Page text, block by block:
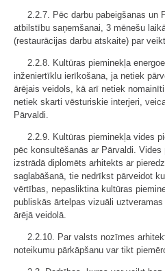
2.2.7. Pēc darbu pabeigšanas un
atbilstību saņemšanai, 3 mēnešu
(restaurācijas darbu atskaite) par
2.2.8. Kultūras pieminekļa
inženiertīklu ierīkošana, ja netiek
ārējais veidols, kā arī netiek
netiek skarti vēsturiskie interjeri,
Pārvaldi.
2.2.9. Kultūras pieminekļa vides
pēc konsultēšanās ar Pārvaldi. Vides
izstrādā diplomēts arhitekts ar
saglabāšanā, tie nedrīkst pārveidot
vērtības, nepasliktina kultūras
publiskās ārtelpas vizuāli
ārējā veidolā.
2.2.10. Par valsts nozīmes
noteikumu pārkāpšanu var tikt